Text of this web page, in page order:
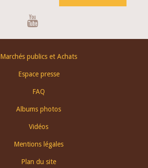
Marchés publics et Achats
Espace presse
FAQ
Albums photos
Vidéos
Mentions légales
Plan du site